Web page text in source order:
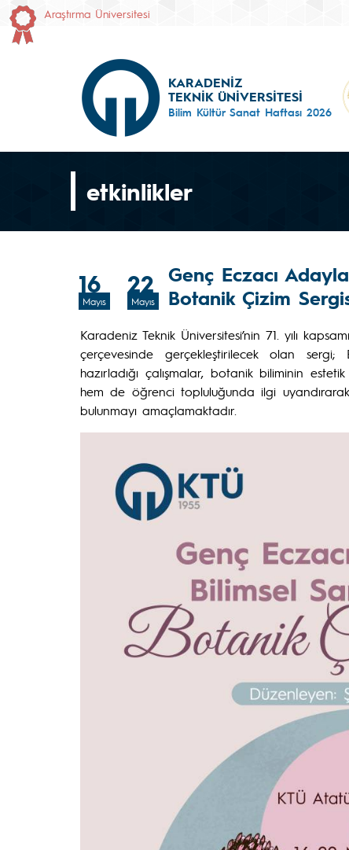
Araştırma Üniversitesi
KARADENİZ
TEKNİK ÜNİVERSİTESİ
Bilim Kültür Sanat Haftası 2026
etkinlikler
16
Mayıs
22
Mayıs
Genç Eczacı
Botanik Çizim
Karadeniz Teknik Üniversitesi’nin 71. yılı
çerçevesinde gerçekleştirilecek olan sergi;
hazırladığı çalışmalar, botanik biliminin
hem de öğrenci topluluğunda ilgi
bulunmayı amaçlamaktadır.